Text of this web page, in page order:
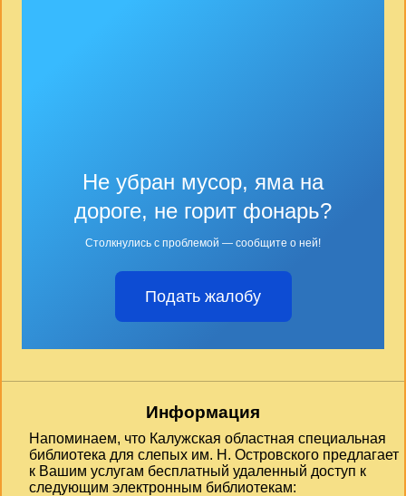
Не убран мусор, яма на
дороге, не горит фонарь?
Столкнулись с проблемой — сообщите о ней!
Подать жалобу
Информация
Напоминаем, что Калужская областная специальная
библиотека для слепых им. Н. Островского предлагает
к Вашим услугам бесплатный удаленный доступ к
следующим электронным библиотекам: